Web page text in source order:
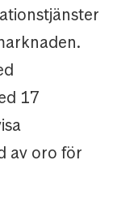
17
av oro för